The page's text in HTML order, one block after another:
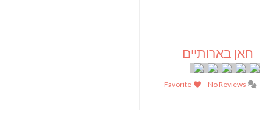
חאן בארותיים